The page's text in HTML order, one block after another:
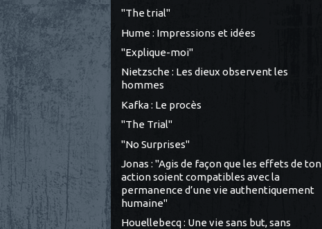
"The trial"
Hume : Impressions et idées
"Explique-moi"
Nietzsche : Les dieux observent les
hommes
Kafka : Le procès
"The Trial"
"No Surprises"
Jonas : "Agis de façon que les effets de ton
action soient compatibles avec la
permanence d’une vie authentiquement
humaine"
Houellebecq : Une vie sans but, sans